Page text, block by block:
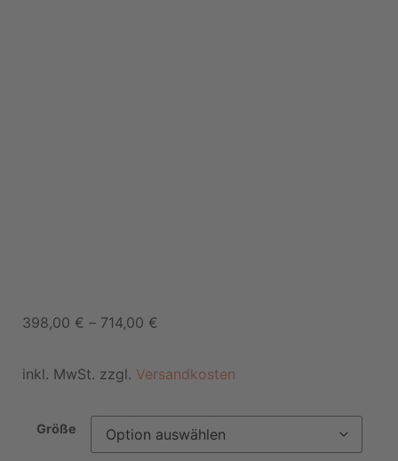
398,00 € – 714,00 €
inkl. MwSt. zzgl. Versandkosten
Größe